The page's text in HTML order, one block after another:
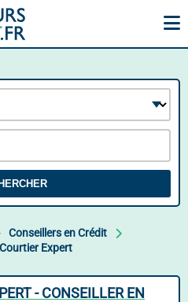
Conseillers en Crédit
Expert
- CONSEILLER EN